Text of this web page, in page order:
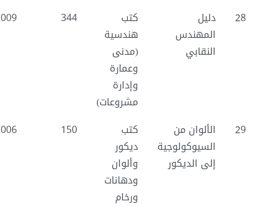
28
دليل
المهندس
النقابي
كتب
هندسية
(مدنى
وعمارة
وإدارة
مشروعات)
344
29
الألوان من
السيوكولوجية
إلى الديكور
كتب
ديكور
وألوان
ودهانات
ورخام
150